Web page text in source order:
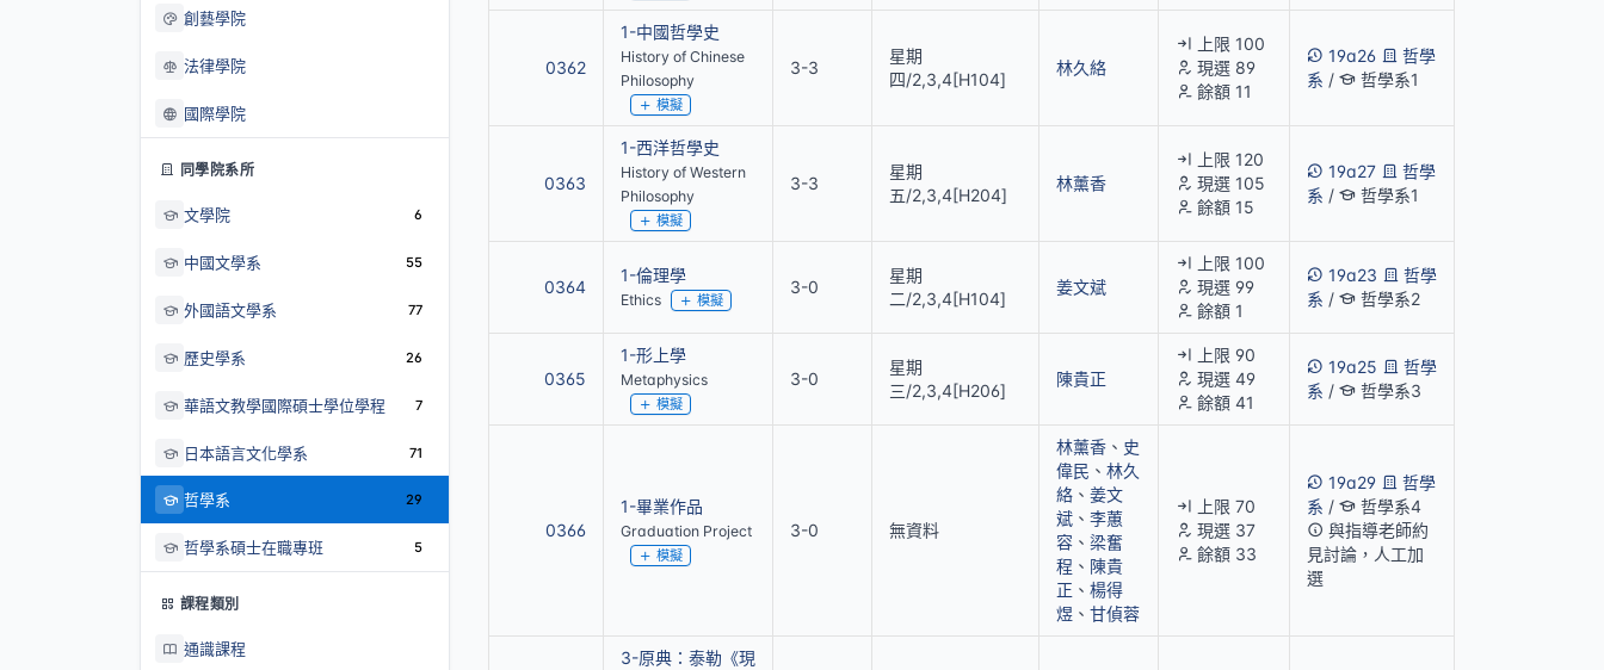
創藝學院
法律學院
國際學院
同學院系所
文學院 6
中國文學系 55
外國語文學系 77
歷史學系 26
華語文教學國際碩士學位學程 7
日本語言文化學系 71
哲學系 29
哲學系碩士在職專班 5
課程類別
通識課程
0362
1-中國哲學史
History of Chinese
Philosophy
模擬
3-3
星期
四/2,3,4[H104]
林久絡
上限 100
現選 89
餘額 11
19a26
哲學
系 / 哲學系1
0363
1-西洋哲學史
History of Western
Philosophy
模擬
3-3
星期
五/2,3,4[H204]
林薰香
上限 120
現選 105
餘額 15
19a27
哲學
系 / 哲學系1
0364
1-倫理學
Ethics 模擬
3-0
星期
二/2,3,4[H104]
姜文斌
上限 100
現選 99
餘額 1
19a23
哲學
系 / 哲學系2
0365
1-形上學
Metaphysics
模擬
3-0
星期
三/2,3,4[H206]
陳貴正
上限 90
現選 49
餘額 41
19a25
哲學
系 / 哲學系3
0366
1-畢業作品
Graduation Project
模擬
3-0 無資料
林薰香、 史
偉民 、 林久
絡、 姜文
斌、 李蕙
容、 梁奮
程 、 陳貴
正 、 楊得
煜、 甘偵蓉
上限 70
現選 37
餘額 33
19a29
哲學
系 /
哲學系4
與指導老師約
見討論，人工加
選
3-原典：泰勒《現